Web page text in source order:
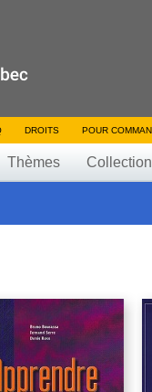
DROITS POUR
Thèmes